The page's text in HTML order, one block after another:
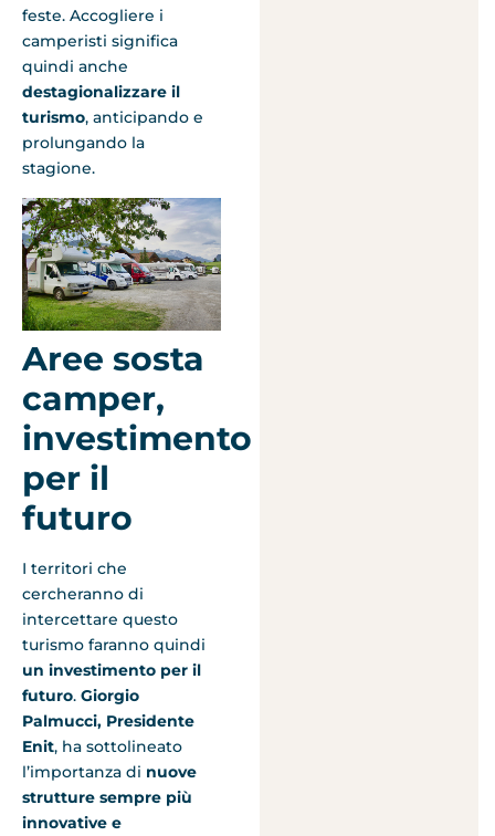
feste. Accogliere i
camperisti significa
quindi anche
destagionalizzare il
turismo, anticipando e
prolungando la
stagione.
Aree sosta
camper,
investimento
per il
futuro
I territori che
cercheranno di
intercettare questo
turismo faranno quindi
un investimento per il
futuro. Giorgio
Palmucci, Presidente
Enit, ha sottolineato
l’importanza di nuove
strutture sempre più
innovative e